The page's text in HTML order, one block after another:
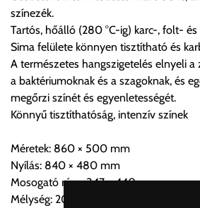
Szállítási díjak:
Az oldalunkon rendelés esetén,
úgy esetenként több lehetőséget ajánl
vásárolt árú figyelembevételével az
költséget válassza ki.
automatikusan nem ajánl fel szállítási
a 0.- forintos szállítást, kollégáink
termék adatait, majd visszaigazolják a
színezék.
Tartós, hőálló (280 °C-ig) karc-, folt-
Sima felülete könnyen tisztítható és
A természetes hangszigetelés elnyeli a
a baktériumoknak és a szagoknak, és
megőrzi színét és egyenletességét.
Könnyű tisztíthatóság, intenzív színek
Méretek: 860 × 500 mm
Nyílás: 840 × 480 mm
Mosogató rész: 347 × 440 mm
Mélység: 200 mm